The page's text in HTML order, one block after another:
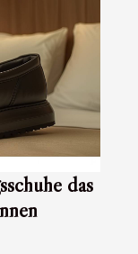
das